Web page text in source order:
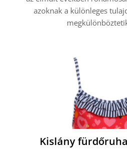
azoknak a különleges
Kislány